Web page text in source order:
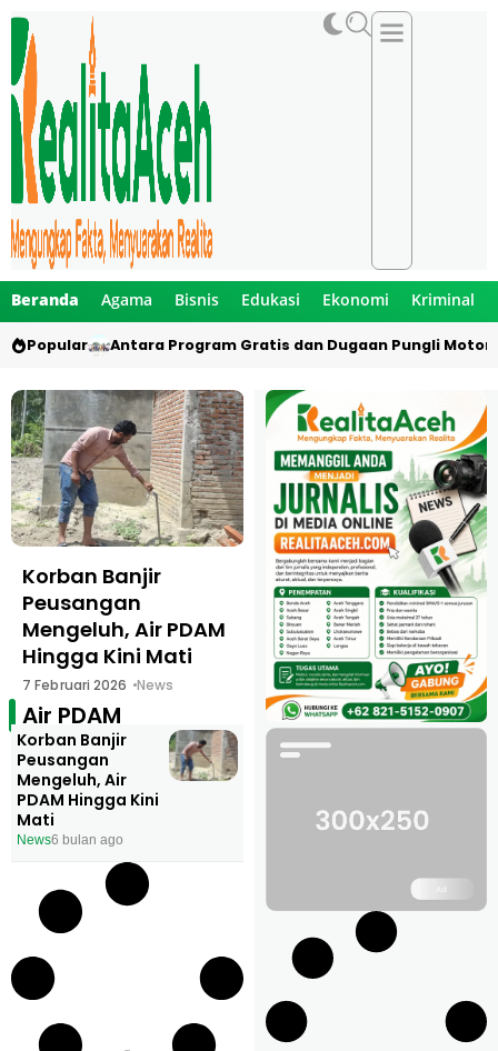
Beranda Agama Bisnis Edukasi Ekonomi Kriminal
Popular Antara Program Gratis dan Dugaan Pungli Motor
Korban Banjir
Peusangan
Mengeluh, Air PDAM
Hingga Kini Mati
7 Februari 2026 News
Air PDAM
Korban Banjir
Peusangan
Mengeluh, Air
PDAM Hingga Kini
Mati
News6 bulan ago